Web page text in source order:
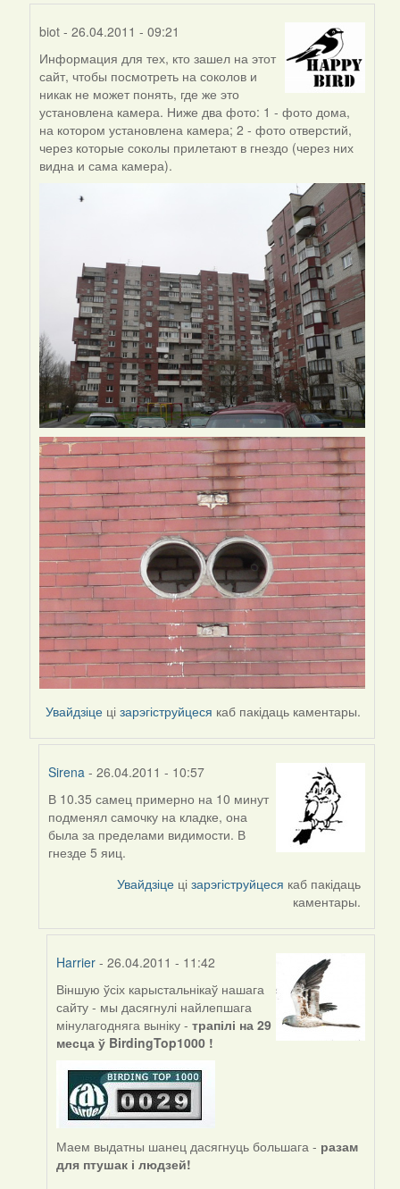
biot - 26.04.2011 - 09:21
In
reply
to
by
biot
Информация для тех, кто зашел на этот
сайт, чтобы посмотреть на соколов и
никак не может понять, где же это
установлена камера. Ниже два фото: 1 - фото дома,
на котором установлена камера; 2 - фото отверстий,
через которые соколы прилетают в гнездо (через них
видна и сама камера).
Увайдзіце цізарэгіструйцеся каб пакідаць каментары.
Sirena- 26.04.2011 - 10:57
In
reply
to
by
В 10.35 самец примерно на 10 минут
подменял самочку на кладке, она
была за пределами видимости. В
гнезде 5 яиц.
Увайдзіце цізарэгіструйцеся каб пакідаць
каментары.
Harrier - 26.04.2011 - 11:42
In
reply
to
by
Sirena
Віншую ўсіх карыстальнікаў нашага
сайту - мы дасягнулі найлепшага
мінулагодняга выніку -трапілі на 29
месца ў BirdingTop1000 !
Маем выдатны шанец дасягнуць большага - разам
для птушак і людзей!